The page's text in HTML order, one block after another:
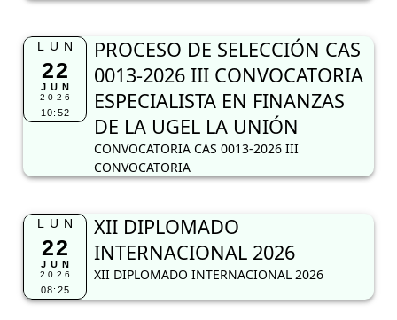
LUN
22
JUN
2026
10:52
PROCESO DE SELECCIÓN CAS
0013-2026 III CONVOCATORIA
ESPECIALISTA EN FINANZAS
DE LA UGEL LA UNIÓN
CONVOCATORIA CAS 0013-2026 III
CONVOCATORIA
LUN
22
JUN
2026
08:25
XII DIPLOMADO
INTERNACIONAL 2026
XII DIPLOMADO INTERNACIONAL 2026